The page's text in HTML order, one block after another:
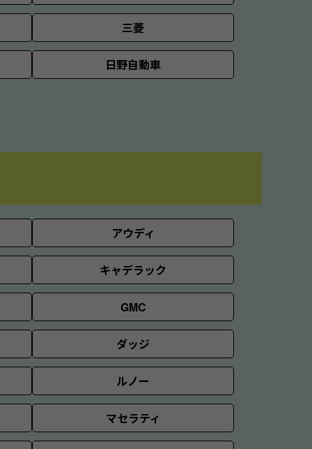
三菱
日野自動車
アウディ
キャデラック
GMC
ダッジ
ルノー
マセラティ